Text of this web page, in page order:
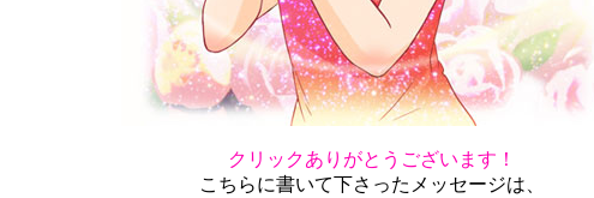
クリックありがとうございます！
こちらに書いて下さったメッセージは、